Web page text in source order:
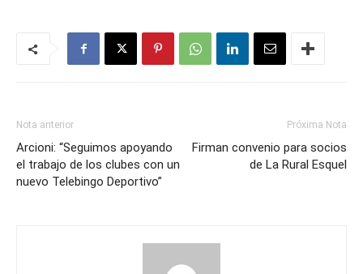
Nota anterior
Arcioni: “Seguimos apoyando
el trabajo de los clubes con un
nuevo Telebingo Deportivo”
Próxima Nota
Firman convenio para socios
de La Rural Esquel